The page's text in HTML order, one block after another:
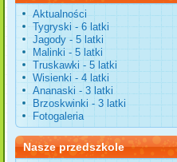
Aktualności
Tygryski - 6 latki
Jagody - 5 latki
Malinki - 5 latki
Truskawki - 5 latki
Wisienki - 4 latki
Ananaski - 3 latki
Brzoskwinki - 3 latki
Fotogaleria
Nasze przedszkole